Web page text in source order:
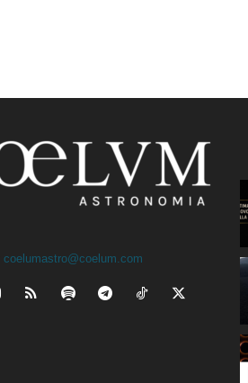
coelumastro@coelum.com